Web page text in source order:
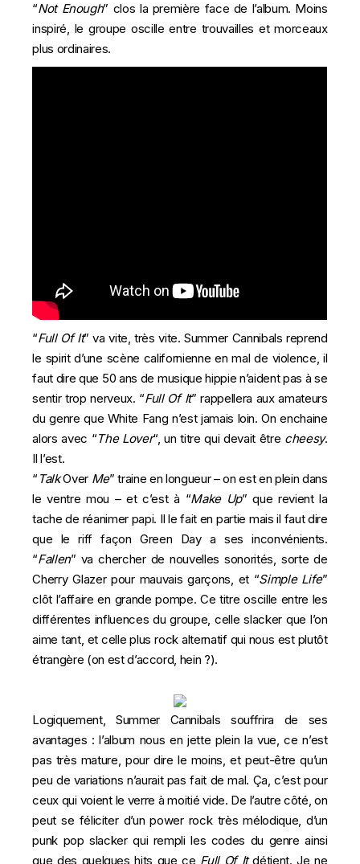
“Not Enough” clos la première face de l’album. Moins
inspiré, le groupe oscille entre trouvailles et morceaux
plus ordinaires.
“Full Of It” va vite, très vite. Summer Cannibals reprend
le spirit d’une scène californienne en mal de violence, il
faut dire que 50 ans de musique hippie n’aident pas à se
sentir trop nerveux. “Full Of It” rappellera aux amateurs
du genre que White Fang n’est jamais loin. On enchaine
alors avec “The Lover“, un titre qui devait être cheesy.
Il l’est.
“ TalkOver Me” traine en longueur – on est en plein dans
le ventre mou – et c’est à “Make Up” que revient la
tache de réanimer papi. Il le fait en partie mais il faut dire
que le riff façon Green Day a ses inconvénients.
“Fallen” va chercher de nouvelles sonorités, sorte de
Cherry Glazer pour mauvais garçons, et “Simple Life”
clôt l’affaire en grande pompe. Ce titre oscille entre les
différentes influences du groupe, celle slacker que l’on
aime tant, et celle plus rock alternatif qui nous est plutôt
étrangère (on est d’accord, hein ?).
Logiquement, Summer Cannibals souffrira de ses
avantages : l’album nous en jette plein la vue, ce n’est
pas très mature, pour dire le moins, et peut-être qu’un
peu de variations n’aurait pas fait de mal. Ça, c’est pour
ceux qui voient le verre à moitié vide. De l’autre côté, on
peut se féliciter d’un power rock très mélodique, d’un
punk pop slacker qui rempli les codes du genre ainsi
que des quelques hits que ce Full Of Itdétient. Je ne